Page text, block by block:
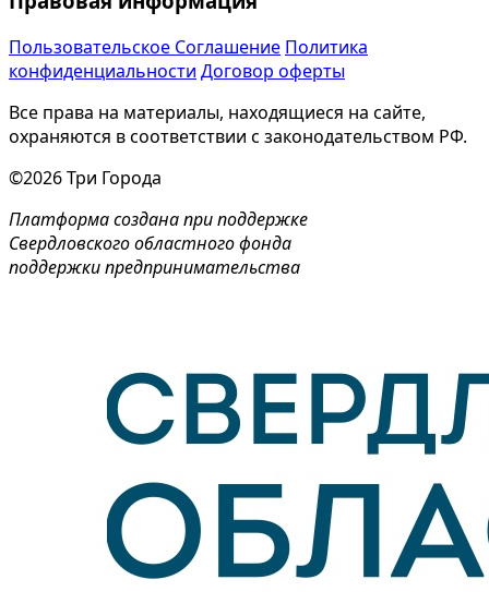
Пользовательское Соглашение Политика
конфиденциальности Договор оферты
Все права на материалы, находящиеся на сайте,
охраняются в соответствии с законодательством РФ.
©2026 Три Города
Платформа создана при поддержке
Свердловского областного фонда
поддержки предпринимательства